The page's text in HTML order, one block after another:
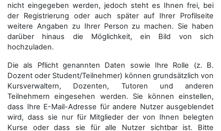
nicht eingegeben werden, jedoch steht es Ihnen frei, bei
der Registrierung oder auch später auf Ihrer Profilseite
weitere Angaben zu Ihrer Person zu machen. Sie haben
darüber hinaus die Möglichkeit, ein Bild von sich
hochzuladen.
Die als Pflicht genannten Daten sowie Ihre Rolle (z. B.
Dozent oder Student/Teilnehmer) können grundsätzlich von
Kursverwaltern, Dozenten, Tutoren und anderen
Teilnehmern eingesehen werden. Sie können einstellen,
dass Ihre E-Mail-Adresse für andere Nutzer ausgeblendet
wird, dass sie nur für Mitglieder der von Ihnen belegten
Kurse oder dass sie für alle Nutzer sichtbar ist. Bitte